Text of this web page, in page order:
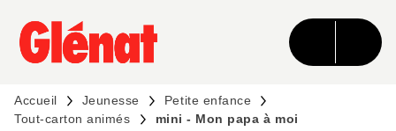
MENU RECHERCHE CONTENU
PIED DE PAGE
Accueil Jeunesse
Petite enfance
Tout-carton animés
mini - Mon papa à moi